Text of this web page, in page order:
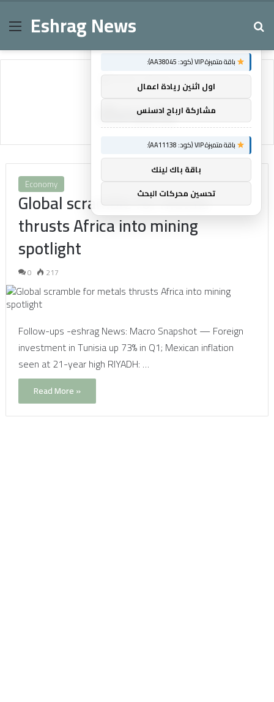
MenuEshrag News
Home/thrusts
thrusts
Economy
Global scramble for metals
thrusts Africa into mining
spotlight
0 217
Follow-ups -eshrag News: Macro Snapshot — Foreign
investment in Tunisia up 73% in Q1; Mexican inflation
seen at 21-year high RIYADH: …
Read More »
×
باقة متميزة VIP (كود: AA38045):
اول اثنين ريادة اعمال
مشاركة ارباح ادسنس
باقة متميزة VIP (كود: AA11138):
باقة باك لينك
تحسين محركات البحث